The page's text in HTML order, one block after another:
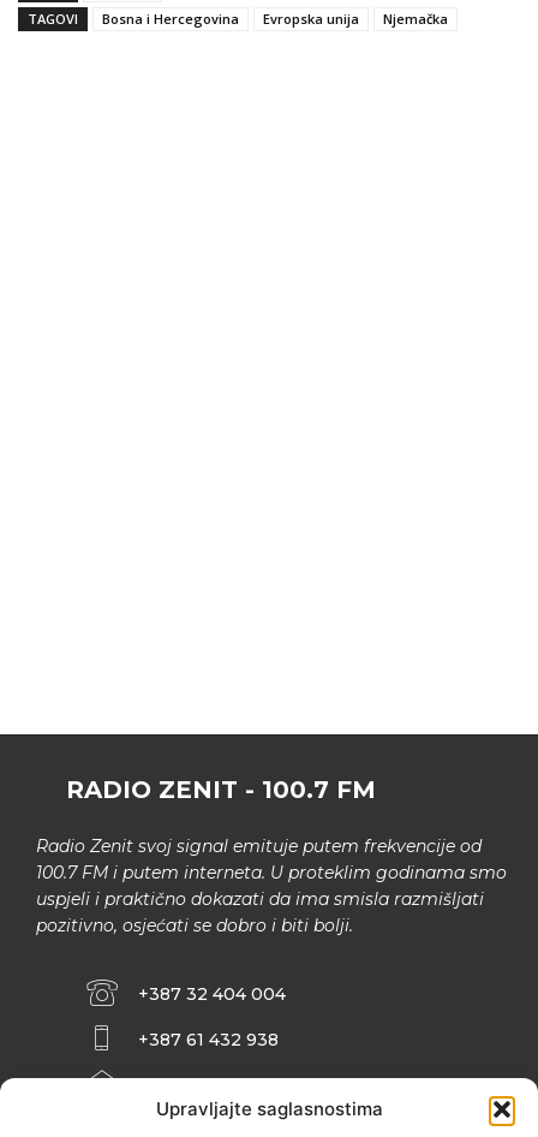
Upravljajte saglasnostima
TAGOVI
Bosna i Hercegovina Evropska unija Njemačka
RADIO ZENIT - 100.7 FM
Radio Zenit svoj signal emituje putem frekvencije od
100.7 FM i putem interneta. U proteklim godinama smo
uspjeli i praktično dokazati da ima smisla razmišljati
pozitivno, osjećati se dobro i biti bolji.
+387 32 404 004
+387 61 432 938
INFO@ZENIT.BA